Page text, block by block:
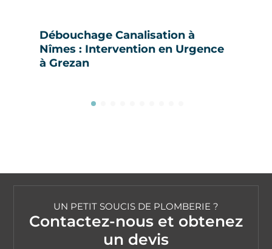
Débouchage Canalisation à
Nîmes : Intervention en Urgence
à Grezan
UN PETIT SOUCIS DE PLOMBERIE ?
Contactez-nous et obtenez
un devis